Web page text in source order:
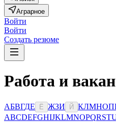
Аграрное
Войти
Войти
Создать резюме
Работа и
АБВГДЕ Ё ЖЗИ Й КЛМНОП
ABCDEFGHIJKLMNOPQRST